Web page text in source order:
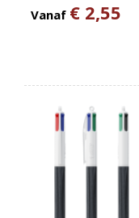
Vanaf € 2,55